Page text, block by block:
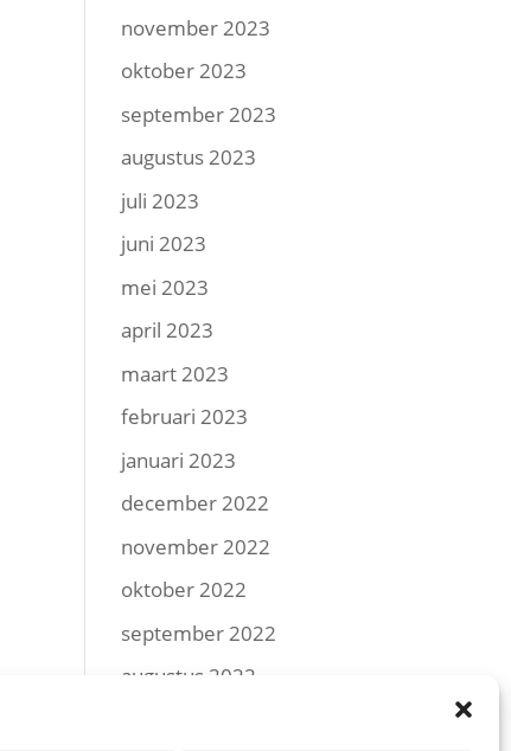
november 2023
oktober 2023
september 2023
augustus 2023
juli 2023
juni 2023
mei 2023
april 2023
maart 2023
februari 2023
januari 2023
december 2022
november 2022
oktober 2022
september 2022
augustus 2022